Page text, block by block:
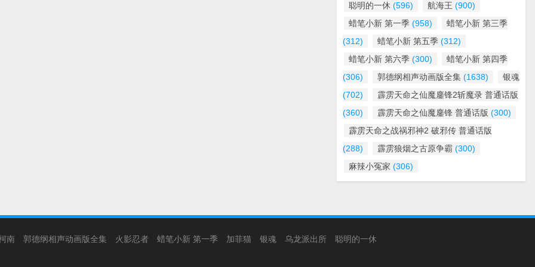
聪明的一休 (596) 航海王 (900)
蜡笔小新 第一季 (958)
蜡笔小新 第三季
(312)
蜡笔小新 第五季 (312)
蜡笔小新 第六季 (300)
蜡笔小新 第四季
(306)
郭德纲相声动画版全集 (1638)
银魂
(702)
霹雳天命之仙魔鏖锋2斩魔录 普通话版
(360)
霹雳天命之仙魔鏖锋 普通话版 (300)
霹雳天命之战祸邪神2 破邪传 普通话版
(288)
霹雳狼烟之古原争霸 (300)
麻辣小冤家 (306)
南 郭德纲相声动画版全集 火影忍者 蜡笔小新 第一季 加菲猫 银魂 乌龙派出所 聪明的一休